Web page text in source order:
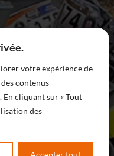
votre expérience de
contenus
cliquant sur « Tout
des
| Tous droits réservés
DreamProduction